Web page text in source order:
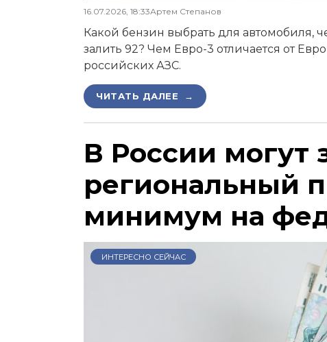
16.07.2026, 18:33Артем Степанов
Какой бензин выбрать для автомобиля,
залить 92? Чем Евро-3 отличается от
российских АЗС.
ЧИТАТЬ ДАЛЕЕ →
В России могут
региональный
минимум на
ИНТЕРЕСНО СЕЙЧАС